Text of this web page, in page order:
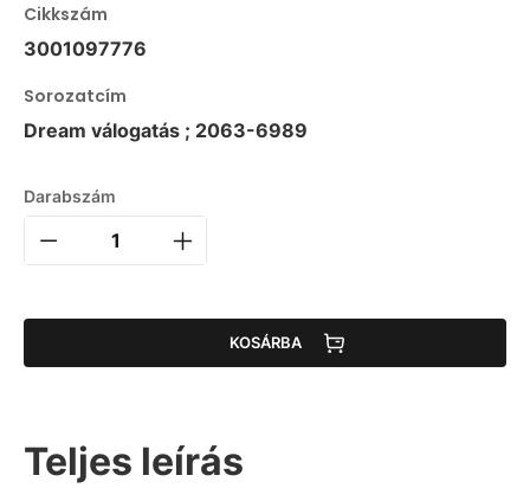
Cikkszám
3001097776
Sorozatcím
Dream válogatás ; 2063-6989
Darabszám
KOSÁRBA
Teljes leírás